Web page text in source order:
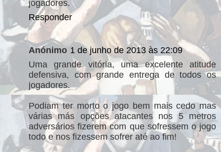
jogadores.
Responder
Anónimo 1 de junho de 2013 às 22:09
Uma grande vitória, uma excelente atitude
defensiva, com grande entrega de todos os
jogadores.
Podiam ter morto o jogo bem mais cedo mas
várias más opções atacantes nos 5 metros
adversários fizerem com que sofressem o jogo
todo e nos fizessem sofrer até ao fim!